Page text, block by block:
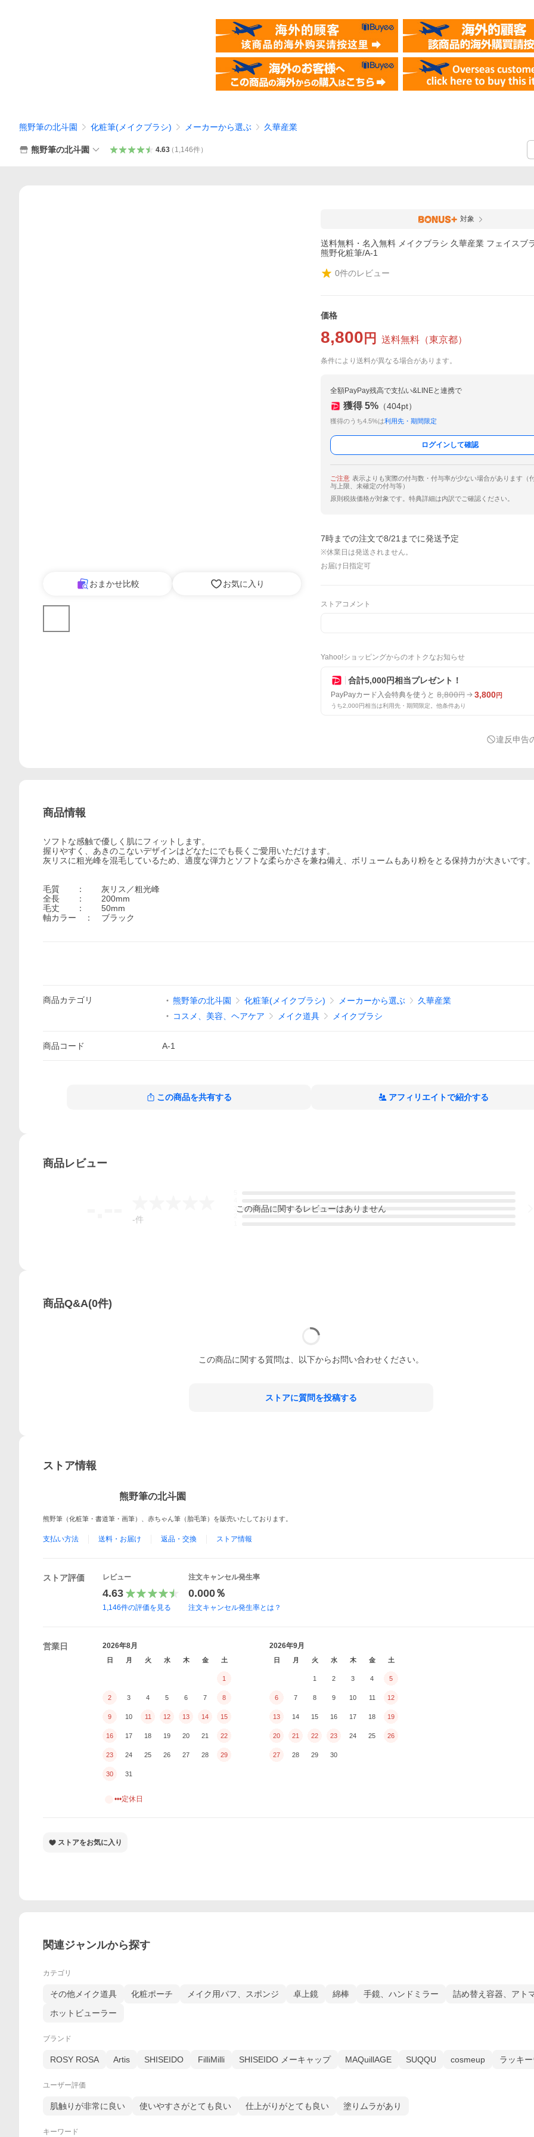
熊野筆の北斗園 化粧筆(メイクブラシ) メーカーから選ぶ 久華産業
熊野筆の北斗園 4.63（ 1,146件）
おまかせ比較 お気に入り
対象
送料無料・名入無料 メイクブラシ 久華産業 フェイスブ
熊野化粧筆/A-1
0件のレビュー
価格
8,800 円 送料無料 （東京都）
条件により送料が異なる場合があります。
全額PayPay残高で支払い&LINEと連携で
獲得 5% （404pt）
獲得のうち4.5%は利用先・期間限定
ログインして確認
ご注意 表示よりも実際の付与数・付与率が少ない場合があります（
与上限、未確定の付与等）
原則税抜価格が対象です。特典詳細は内訳でご確認ください。
7時までの注文で8/21までに発送予定
※休業日は発送されません。
お届け日指定可
ストアコメント
Yahoo!ショッピングからのオトクなお知らせ
合計5,000円相当プレゼント！
PayPayカード入会特典を使うと 8,800円 3,800円
うち2,000円相当は利用先・期間限定。他条件あり
違反申告
商品情報
ソフトな感触で優しく肌にフィットします。
握りやすく、あきのこないデザインはどなたにでも長くご愛用いただけます。
灰リスに粗光峰を混毛しているため、適度な弾力とソフトな柔らかさを兼ね備え、ボリュームもあり粉をとる保持力が大きいです
毛質 ： 灰リス／粗光峰
全長 ： 200mm
毛丈 ： 50mm
軸カラー ： ブラック
商品カテゴリ 熊野筆の北斗園 化粧筆(メイクブラシ) メーカーから選ぶ
久華産業
コスメ、美容、ヘアケア
メイク道具 メイクブラシ
商品コード A-1
この商品を共有する アフィリエイトで紹介する
商品レビュー
-件
この商品に関するレビューはありません
商品Q&A(0件)
この商品に関する質問は、以下からお問い合わせください。
ストアに質問を投稿する
ストア情報
熊野筆の北斗園
熊野筆（化粧筆・書道筆・画筆）、赤ちゃん筆（胎毛筆）を販売いたしております。
支払い方法 送料・お届け 返品・交換 ストア情報
ストア評価 レビュー
4.63
1,146件の評価を見る
注文キャンセル発生率
0.000％
注文キャンセル発生率とは？
営業日 2026年8月
日 月 火 水 木 金 土
1
2 3 4 5 6 7 8
9 10 11 12 13 14 15
16 17 18 19 20 21 22
23 24 25 26 27 28 29
30 31
2026年9月
日 月 火 水 木 金 土
1 2 3 4 5
6 7 8 9 10 11 12
13 14 15 16 17 18 19
20 21 22 23 24 25 26
27 28 29 30
•••定休日
ストアをお気に入り
関連ジャンルから探す
カテゴリ
その他メイク道具 化粧ポーチ メイク用パフ、スポンジ 卓上鏡 綿棒 手鏡、ハンドミラー
詰め替え容器、アト
ホットビューラー
ブランド
ROSY ROSA Artis SHISEIDO FilliMilli SHISEIDO メーキャップ MAQuillAGE SUQQU cosmeup ラッキ
ユーザー評価
肌触りが非常に良い 使いやすさがとても良い 仕上がりがとても良い 塗りムラがあり
キーワード